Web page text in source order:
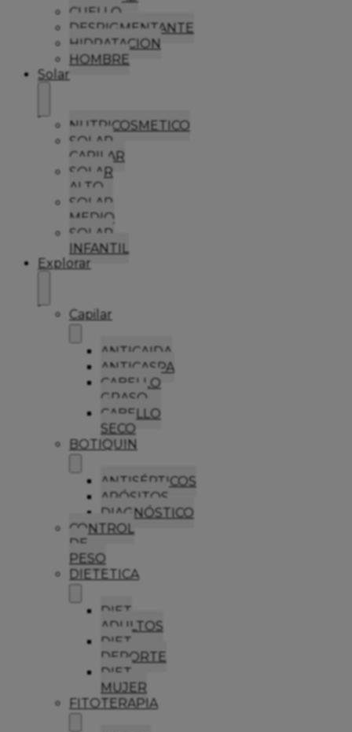
CUELLO
DESPIGMENTANTE
HIDRATACION
HOMBRE
Solar
NUTRICOSMETICO
SOLAR
CAPILAR
SOLAR
ALTO
SOLAR
MEDIO
SOLAR
INFANTIL
Explorar
Capilar
ANTICAIDA
ANTICASPA
CABELLO
GRASO
CABELLO
SECO
BOTIQUIN
ANTISÉPTICOS
APÓSITOS
DIAGNÓSTICO
CONTROL
DE
PESO
DIETETICA
DIET
ADULTOS
DIET
DEPORTE
DIET
MUJER
FITOTERAPIA